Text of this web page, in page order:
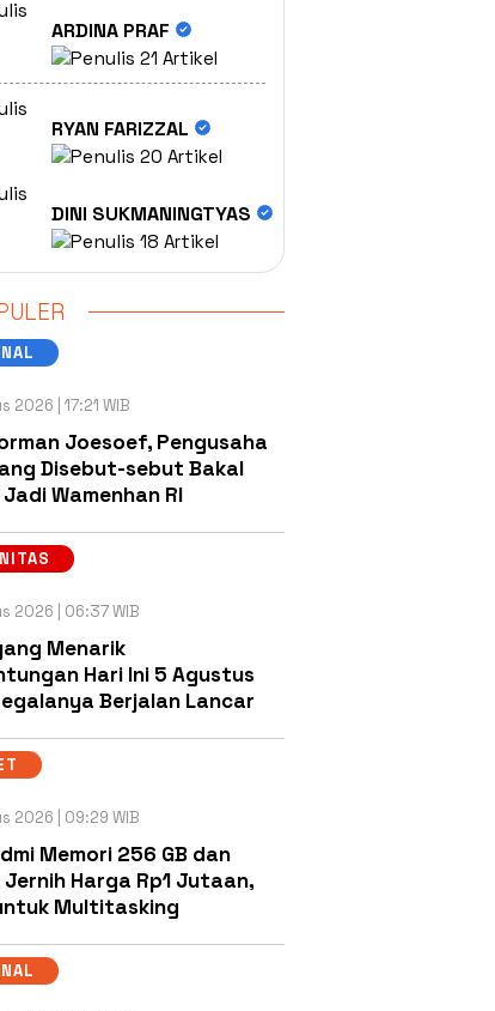
ARDINA PRAF
21 Artikel
RYAN FARIZZAL
20 Artikel
DINI SUKMANINGTYAS
18 Artikel
2026 | 17:21 WIB
Joesoef, Pengusaha
Disebut-sebut Bakal
Wamenhan RI
2026 | 06:37 WIB
Menarik
Hari Ini 5 Agustus
Berjalan Lancar
2026 | 09:29 WIB
Memori 256 GB dan
Jernih Harga Rp1 Jutaan,
Multitasking